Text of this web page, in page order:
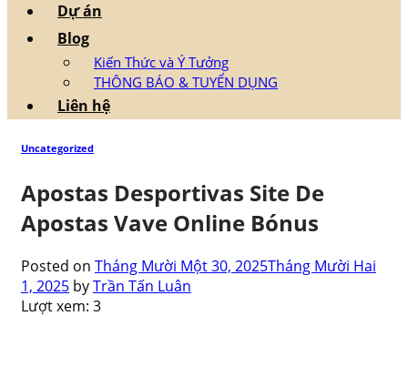
Dự án
Blog
Kiến Thức và Ý Tưởng
THÔNG BÁO & TUYỂN DỤNG
Liên hệ
Uncategorized
Apostas Desportivas Site De
Apostas Vave Online Bónus
Posted on Tháng Mười Một 30, 2025Tháng Mười Hai
1, 2025 byTrần Tấn Luân
Lượt xem: 3